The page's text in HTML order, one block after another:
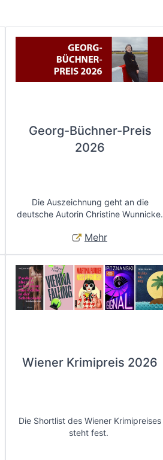
Georg-Büchner-Preis
2026
Die Auszeichnung geht an die
deutsche Autorin Christine Wunnicke.
Mehr
Wiener Krimipreis 2026
Die Shortlist des Wiener Krimipreises
steht fest.